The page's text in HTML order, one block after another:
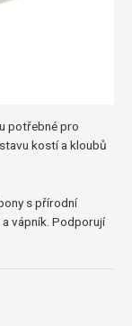
potřebné pro
kostí a kloubů
s přírodní
vápník. Podporují